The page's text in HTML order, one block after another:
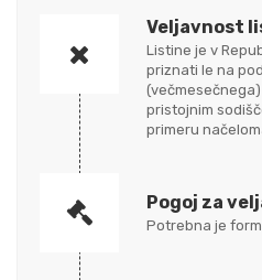
Veljavnost
Listine je v
priznati le na
pristojnim
primeru
Pogoj za
Potrebna je